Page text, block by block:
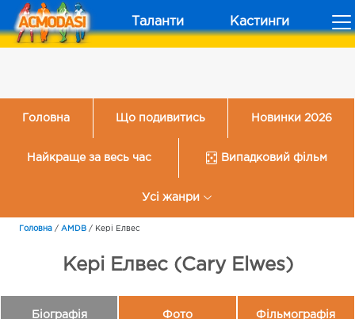
Таланти Кастинги
Головна Що подивитись Новинки 2026
Найкраще за весь час Випадковий фільм
Усі жанри
Головна / AMDB / Кері Елвес
Кері Елвес (Cary Elwes)
Біографія Фото Фільмографія